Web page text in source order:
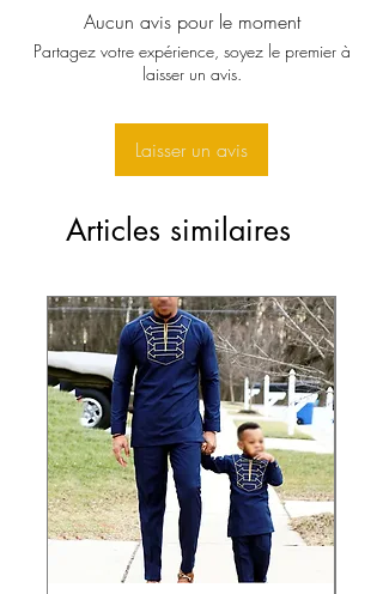
Aucun avis pour le moment
Partagez votre expérience, soyez le premier à
laisser un avis.
Laisser un avis
Articles similaires